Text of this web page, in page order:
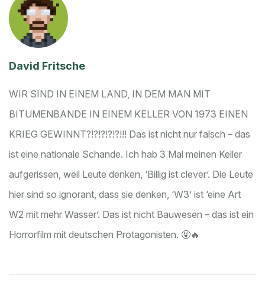
David Fritsche
WIR SIND IN EINEM LAND, IN DEM MAN MIT
BITUMENBANDE IN EINEM KELLER VON 1973 EINEN
KRIEG GEWINNT?!?!?!?!?!!! Das ist nicht nur falsch – das
ist eine nationale Schande. Ich hab 3 Mal meinen Keller
aufgerissen, weil Leute denken, ‘Billig ist clever’. Die Leute
hier sind so ignorant, dass sie denken, ‘W3’ ist ‘eine Art
W2 mit mehr Wasser’. Das ist nicht Bauwesen – das ist ein
Horrorfilm mit deutschen Protagonisten. 🤬🔥